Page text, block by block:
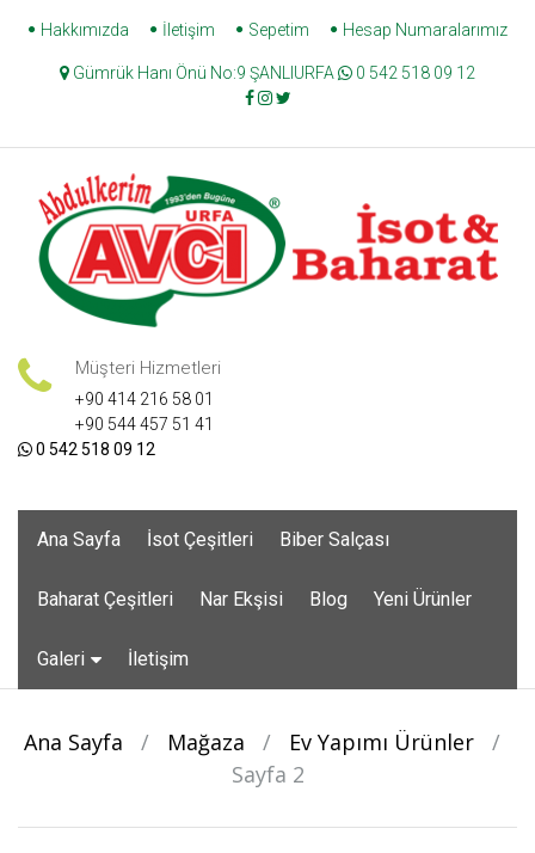
Skip
content
Hakkımızda İletişim Sepetim Hesap Numaralarımız
Gümrük Hanı Önü No:9 ŞANLIURFA 0 542 518 09 12
Müşteri Hizmetleri
+90 414 216 58 01
+90 544 457 51 41
0 542 518 09 12
Ana Sayfa İsot Çeşitleri Biber Salçası
Baharat Çeşitleri Nar Ekşisi Blog Yeni Ürünler
Galeri İletişim
Ana Sayfa / Mağaza / Ev Yapımı Ürünler
/
Sayfa 2